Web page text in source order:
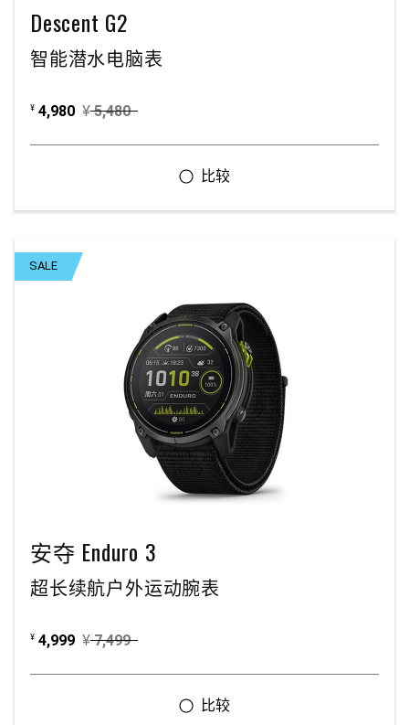
Descent G2
智能潜水电脑表
¥ 4,980 ¥ 5,480
SALE
安夺 Enduro 3
超长续航户外运动腕表
¥ 4,999 ¥ 7,499